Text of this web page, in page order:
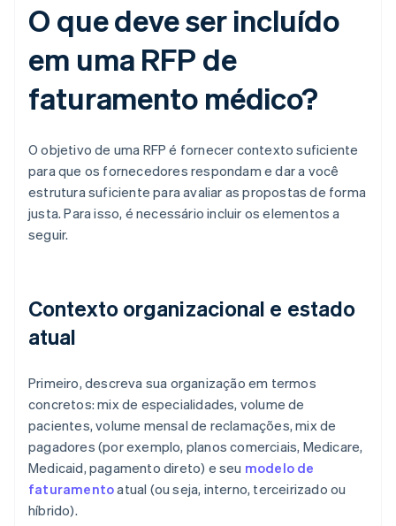
O que deve ser incluído
em uma RFP de
faturamento médico?
O objetivo de uma RFP é fornecer contexto suficiente
para que os fornecedores respondam e dar a você
estrutura suficiente para avaliar as propostas de forma
justa. Para isso, é necessário incluir os elementos a
seguir.
Contexto organizacional e estado
atual
Primeiro, descreva sua organização em termos
concretos: mix de especialidades, volume de
pacientes, volume mensal de reclamações, mix de
pagadores (por exemplo, planos comerciais, Medicare,
Medicaid, pagamento direto) e seu modelo de
faturamentoatual (ou seja, interno, terceirizado ou
híbrido).